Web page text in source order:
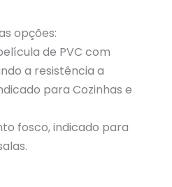
opções:
de PVC com
a resistência a
para Cozinhas e
fosco, indicado para